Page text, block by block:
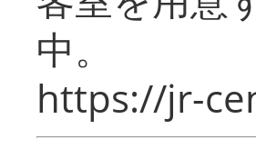
中。
https://jr-